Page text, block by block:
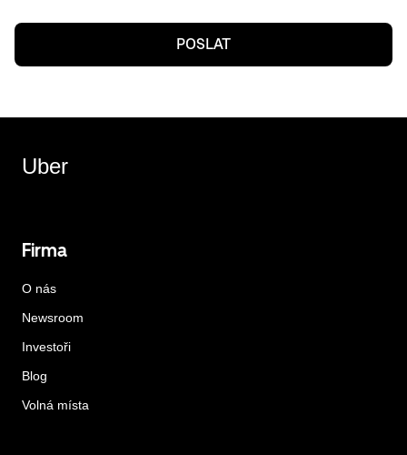
POSLAT
Uber
Firma
O nás
Newsroom
Investoři
Blog
Volná místa